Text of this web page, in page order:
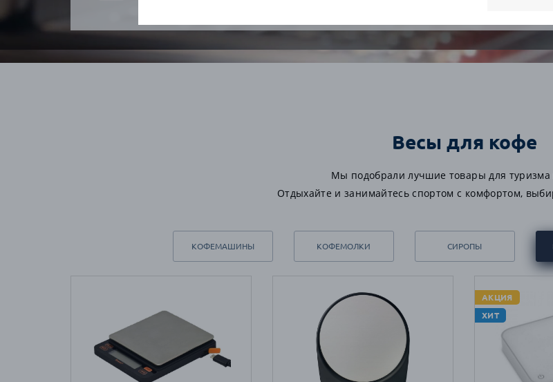
Весы для кофе
Мы подобрали лучшие товары для туризма
Отдыхайте и занимайтесь спортом с комфортом,
КОФЕМАШИНЫ КОФЕМОЛКИ СИРОПЫ
АКЦИЯ
ХИТ